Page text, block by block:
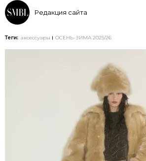
Редакция сайта
Теги: аксессуары ОСЕНЬ-ЗИМА 2025/26